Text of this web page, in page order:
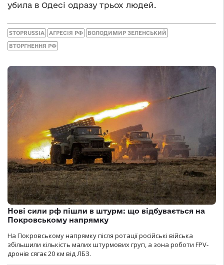
убила в Одесі одразу трьох людей.
STOPRUSSIA АГРЕСІЯ РФ ВОЛОДИМИР ЗЕЛЕНСЬКИЙ
ВТОРГНЕННЯ РФ
Нові сили рф пішли в штурм: що відбувається на
Покровському напрямку
На Покровському напрямку після ротації російські війська
збільшили кількість малих штурмових груп, а зона роботи FPV-
дронів сягає 20 км від ЛБЗ.